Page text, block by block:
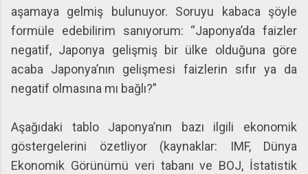
aşamaya gelmiş bulunuyor. Soruyu kabaca şöyle
formüle edebilirim sanıyorum: “Japonya’da faizler
negatif, Japonya gelişmiş bir ülke olduğuna göre
acaba Japonya’nın gelişmesi faizlerin sıfır ya da
negatif olmasına mı bağlı?”
Aşağıdaki tablo Japonya’nın bazı ilgili ekonomik
göstergelerini özetliyor (kaynaklar: IMF, Dünya
Ekonomik Görünümü veri tabanı ve BOJ, İstatistik